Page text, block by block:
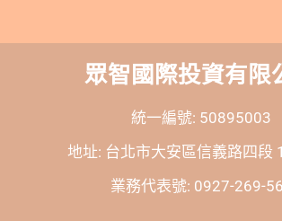
眾智國際投資有限
統一編號: 50895003
地址: 台北市大安區信義路四段
業務代表號: 0927-269-